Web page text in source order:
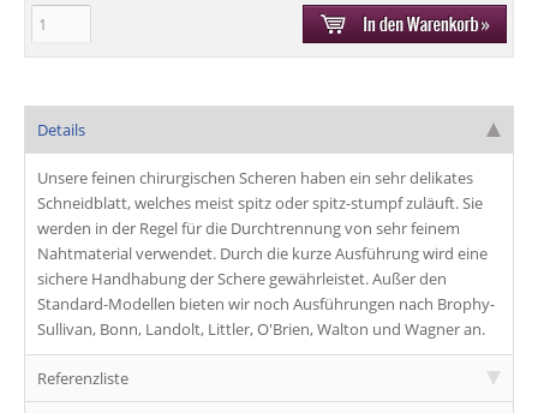
Details
Unserefeinen chirurgischen Scheren haben ein sehrdelikates
Schneidblatt, welches meist spitz oder spitz-stumpf zuläuft. Sie
werden in der Regel für die Durchtrennung von sehr feinem
Nahtmaterial verwendet. Durch die kurze Ausführung wird eine
sichere Handhabung der Schere gewährleistet. Außer den
Standard-Modellen bieten wir noch Ausführungen nach Brophy-
Sullivan, Bonn, Landolt, Littler,O'Brien,Walton und Wagneran.
Referenzliste